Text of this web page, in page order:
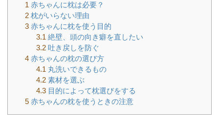
1 赤ちゃんに枕は必要？
2 枕がいらない理由
3 赤ちゃんに枕を使う目的
3.1 絶壁、頭の向き癖を直したい
3.2吐き戻しを防ぐ
4 赤ちゃんの枕の選び方
4.1 丸洗いできるもの
4.2素材を選ぶ
4.3目的によって枕選びをする
5 赤ちゃんの枕を使うときの注意